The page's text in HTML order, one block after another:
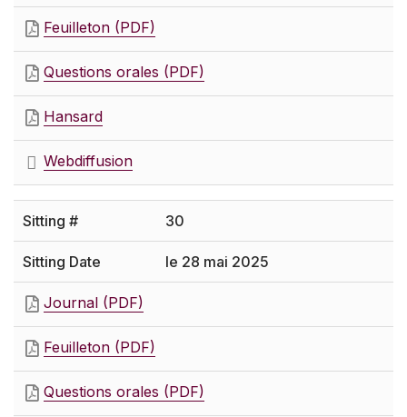
Feuilleton (PDF)
Questions orales (PDF)
Hansard
Webdiffusion
30
le 28 mai 2025
Journal (PDF)
Feuilleton (PDF)
Questions orales (PDF)